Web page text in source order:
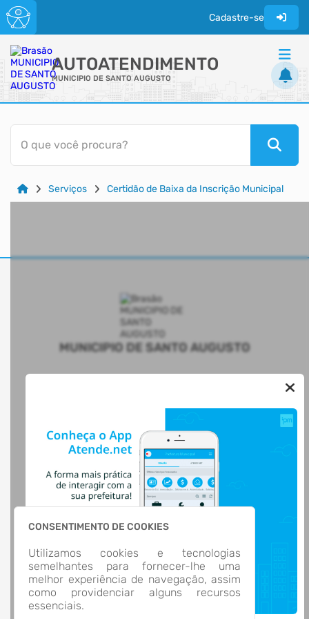
Cadastre-se
AUTOATENDIMENTO
MUNICIPIO DE SANTO AUGUSTO
ACESSO RÁPIDO
Acessibilidade
Transparência
O que você procura?
Serviços Certidão de Baixa da Inscrição Municipal
CONSENTIMENTO DE COOKIES
Utilizamos cookies e tecnologias
semelhantes para fornecer-lhe uma
melhor experiência de navegação, assim
como providenciar alguns recursos
essenciais.
MUNICIPIO DE SANTO AUGUSTO
AUTOATENDIMENTO
Acesso à Informação
Cidadão
Transparência
LOCALIZAÇÃO
Rua CEL. JULIO PEREIRA DOS SANTOS, Nº 465, CENTRO
CEP: 98.590-000
CONTATOS
(55) 3781-4361
(55) 3781-4361
ti@santoaugusto.rs.gov.br